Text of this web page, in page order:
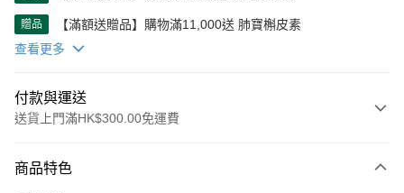
贈品
【滿額送贈品】購物滿11,000送 肺寶槲皮素
查看更多
付款與運送
送貨上門滿HK$300.00免運費
信用卡
商品特色